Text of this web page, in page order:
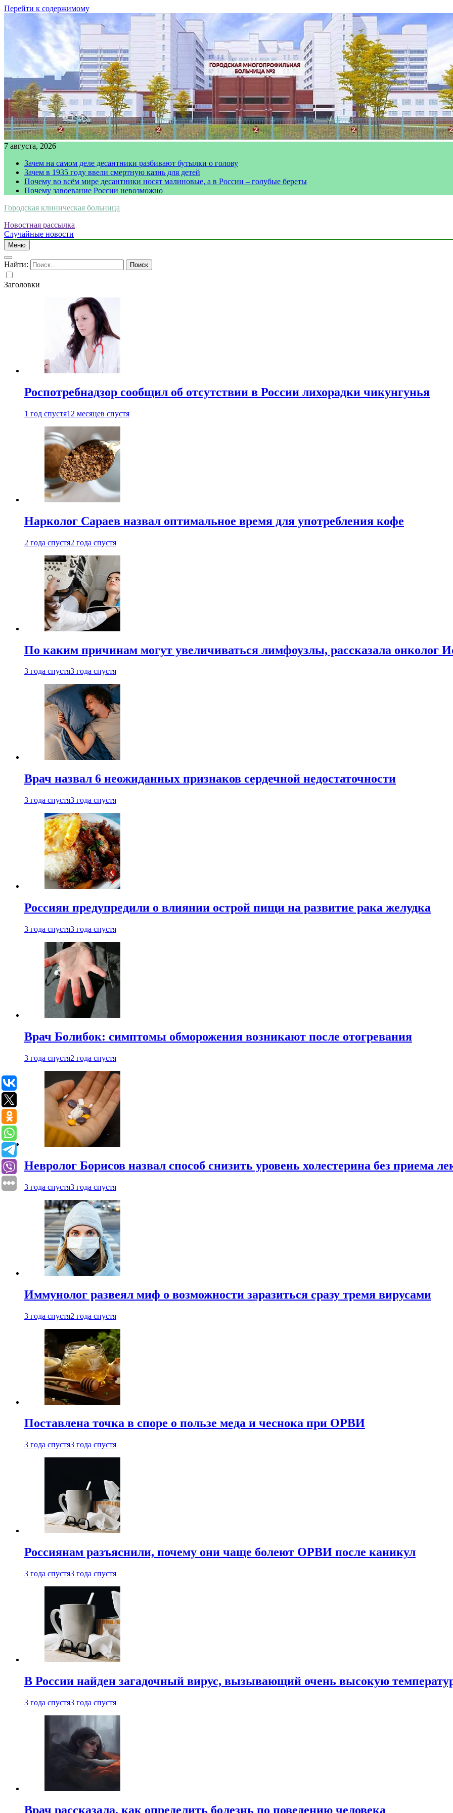
Перейти к содержимому
7 августа, 2026
Зачем на самом деле десантники разбивают бутылки о голову
Зачем в 1935 году ввели смертную казнь для детей
Почему во всём мире десантники носят малиновые, а в России – голубые береты
Почему завоевание России невозможно
Городская клиническая больница
Новостная рассылка
Случайные новости
Меню
Найти:
Заголовки
Роспотребнадзор сообщил об отсутствии в России лихорадки чикунгунья
1 год спустя12 месяцев спустя
Нарколог Сараев назвал оптимальное время для употребления кофе
2 года спустя2 года спустя
По каким причинам могут увеличиваться лимфоузлы, рассказала онколог
3 года спустя3 года спустя
Врач назвал 6 неожиданных признаков сердечной недостаточности
3 года спустя3 года спустя
Россиян предупредили о влиянии острой пищи на развитие рака желудка
3 года спустя3 года спустя
Врач Болибок: симптомы обморожения возникают после отогревания
3 года спустя2 года спустя
Невролог Борисов назвал способ снизить уровень холестерина без приема
3 года спустя3 года спустя
Иммунолог развеял миф о возможности заразиться сразу тремя вирусами
3 года спустя2 года спустя
Поставлена точка в споре о пользе меда и чеснока при ОРВИ
3 года спустя3 года спустя
Россиянам разъяснили, почему они чаще болеют ОРВИ после каникул
3 года спустя3 года спустя
В России найден загадочный вирус, вызывающий очень высокую
3 года спустя3 года спустя
Врач рассказала, как определить болезнь по поведению человека